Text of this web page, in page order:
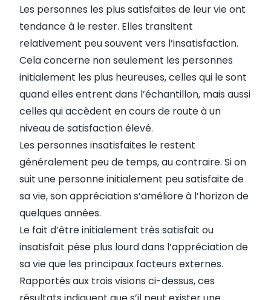
Les personnes les plus satisfaites de leur vie ont
tendance à le rester. Elles transitent
relativement peu souvent vers l’insatisfaction.
Cela concerne non seulement les personnes
initialement les plus heureuses, celles qui le sont
quand elles entrent dans l’échantillon, mais aussi
celles qui accèdent en cours de route à un
niveau de satisfaction élevé.
Les personnes insatisfaites le restent
généralement peu de temps, au contraire. Si on
suit une personne initialement peu satisfaite de
sa vie, son appréciation s’améliore à l’horizon de
quelques années.
Le fait d’être initialement très satisfait ou
insatisfait pèse plus lourd dans l’appréciation de
sa vie que les principaux facteurs externes.
Rapportés aux trois visions ci-dessus, ces